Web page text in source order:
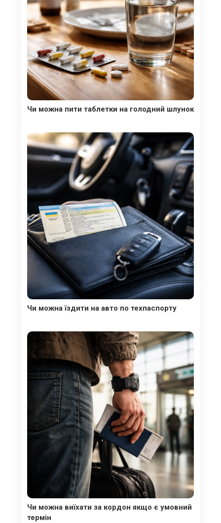
Чи можна пити таблетки на голодний шлунок
Чи можна їздити на авто по техпаспорту
Чи можна виїхати за кордон якщо є умовний
термін